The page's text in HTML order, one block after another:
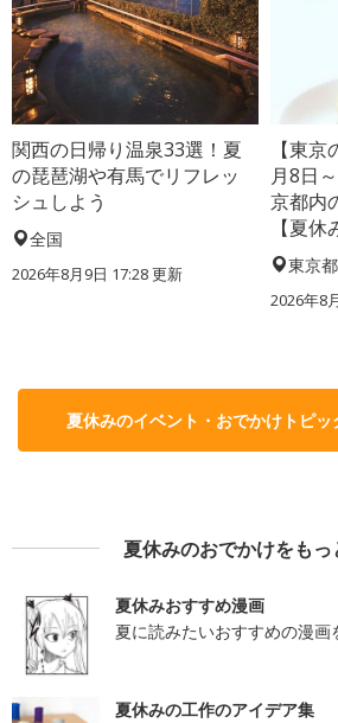
関西の日帰り温泉33選！夏
の琵琶湖や有馬でリフレッ
シュしよう
全国
2026年8月9日 17:28更新
【東
月8日
京都内
【夏休
東京都
2026年8
夏休みのイベント・おでかけトピッ
夏休みのおでかけをもっ
夏休みおすすめ漫画
夏に読みたいおすすめの漫画
夏休みの工作のアイデア集